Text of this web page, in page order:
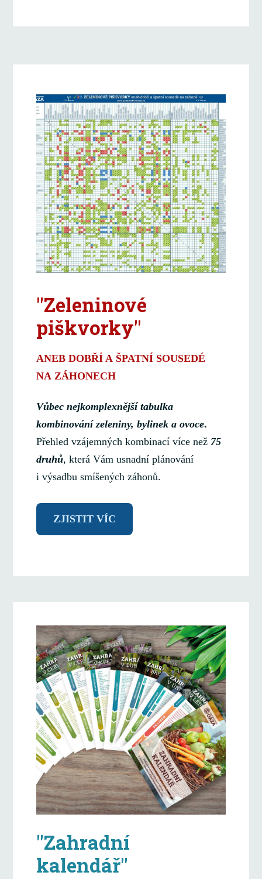
"Zeleninové
piškvorky"
ANEB DOBŘÍ A ŠPATNÍ SOUSEDÉ
NA ZÁHONECH
Vůbec nejkomplexnější tabulka
kombinování zeleniny, bylinek a ovoce.
Přehled vzájemných kombinací více než 75
druhů, která Vám usnadní plánování
i výsadbu smíšených záhonů.
ZJISTIT VÍC
"Zahradní
kalendář"